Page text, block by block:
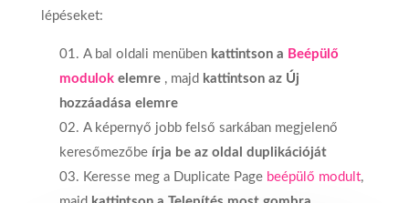
lépéseket:
A bal oldali menüben kattintson a Beépülő
modulokelemre, majd kattintson az Új
hozzáadása elemre
A képernyő jobb felső sarkában megjelenő
keresőmezőbe írja be az oldal duplikációját
Keresse meg a Duplicate Page beépülő modult,